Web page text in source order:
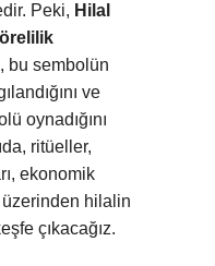
Peki, Hilal
bu sembolün
ve
oynadığını
ritüeller,
ekonomik
hilalin
çıkacağız.